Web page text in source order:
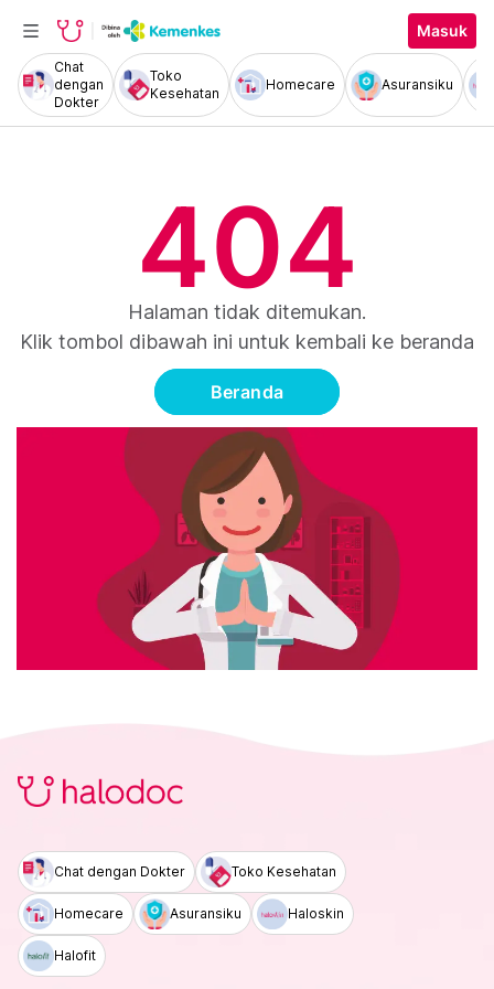
Masuk
Chat
dengan
Dokter
Toko
Kesehatan
Homecare Asuransiku
404
Halaman tidak ditemukan.
Klik tombol dibawah ini untuk kembali ke beranda
Beranda
Chat dengan Dokter Toko Kesehatan
Homecare Asuransiku Haloskin
Halofit